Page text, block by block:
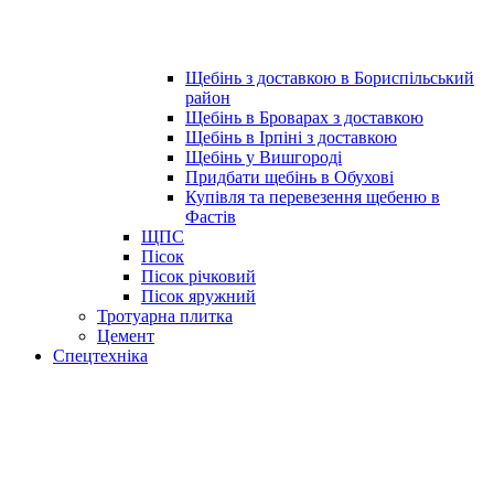
Щебінь з доставкою в Бориспільський
район
Щебінь в Броварах з доставкою
Щебінь в Ірпіні з доставкою
Щебінь у Вишгороді
Придбати щебінь в Обухові
Купівля та перевезення щебеню в
Фастів
ЩПС
Пісок
Пісок річковий
Пісок яружний
Тротуарна плитка
Цемент
Спецтехніка